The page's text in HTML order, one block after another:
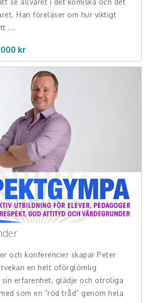
se allvaret i det komiska och det
Han föreläser om hur viktigt
...
kr
och konferencier skapar Peter
tvekan en helt oförglömlig
erfarenhet, glädje och otroliga
som en ”röd tråd” genom hela